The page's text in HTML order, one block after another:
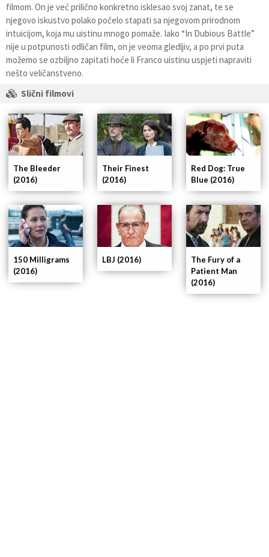
filmom. On je već prilično konkretno isklesao svoj zanat, te se
njegovo iskustvo polako počelo stapati sa njegovom prirodnom
intuicijom, koja mu uistinu mnogo pomaže. Iako “In Dubious Battle”
nije u potpunosti odličan film, on je veoma gledljiv, a po prvi puta
možemo se ozbiljno zapitati hoće li Franco uistinu uspjeti napraviti
nešto veličanstveno.
Slični filmovi
The Fury of a
Patient Man
(2016)
LBJ (2016)
150 Milligrams
(2016)
Red Dog: True
Blue (2016)
Their Finest
(2016)
The Bleeder
(2016)